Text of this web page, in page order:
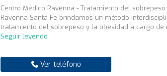
Centro Médico Ravenna - Tratamiento del
Ravenna Santa Fe brindamos un método
tratamiento del sobrepeso y la obesidad a cargo de
Seguir leyendo
Ver teléfono